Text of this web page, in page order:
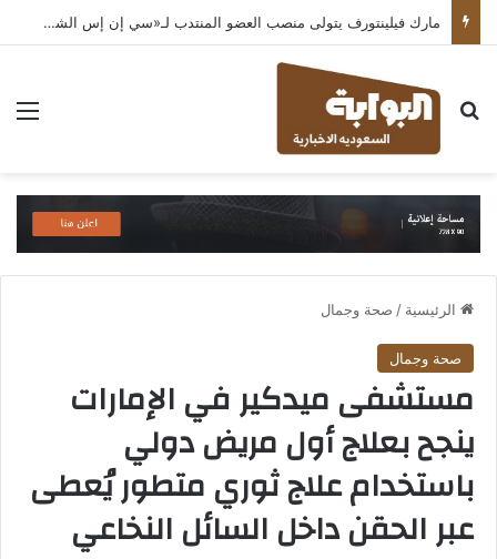
مارك فيلينتورف يتولى منصب العضو المنتدب لـ«سي إن إس الشرق الأوسط» ويشرف على شركات قطاع التكنولوجيا ضمن مجموعة غباش
بحث عن
الرئيسية / صحة وجمال
صحة وجمال
مستشفى ميدكير في الإمارات
ينجح بعلاج أول مريض دولي
باستخدام علاج ثوري متطور يُعطى
عبر الحقن داخل السائل النخاعي